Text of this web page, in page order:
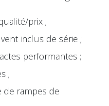
prix ;
inclus de série ;
performantes ;
;
de rampes de